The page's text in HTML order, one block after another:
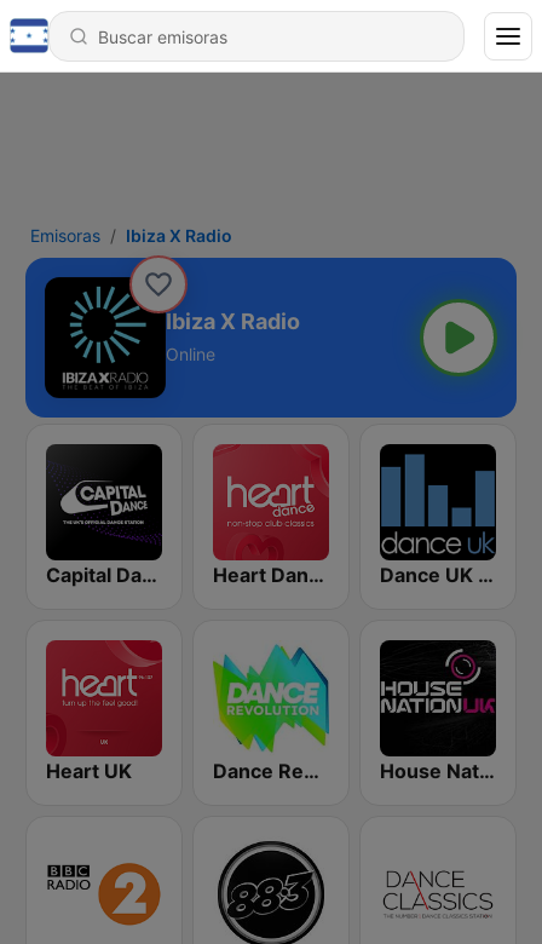
Emisoras Ibiza X Radio
Ibiza X Radio
Online
Capital Dance Heart Dance Dance UK Radio
Heart UK Dance Revolution House Nation UK